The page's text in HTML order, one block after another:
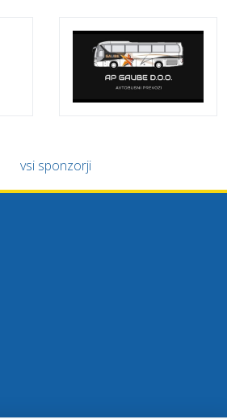
vsi sponzorji